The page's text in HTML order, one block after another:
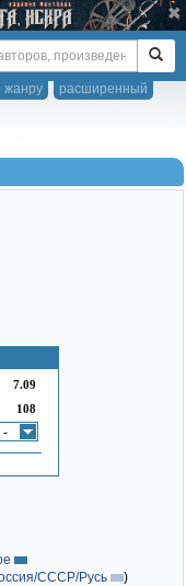
расширенный
жанру
7.09
108
-
СССР/Русь
)